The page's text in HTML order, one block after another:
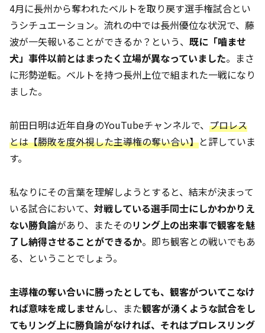
4月に長州から奪われたベルトを取り戻す選手権試合とい
うシチュエーション。流れの中では長州優位な状況で、藤
波が一矢報いることができるか？という、 既に「嚙ませ
犬」事件以前とはまったく立場が異なっていました。まさ
に形勢逆転。ベルトを持つ長州上位で組まれた一戦になり
ました。
前田日明は近年自身のYouTubeチャンネルで、 プロレス
とは【勝敗を度外視した主導権の奪い合い】と評していま
す。
私なりにその言葉を理解しようとすると、結末が決まって
いる試合において、 対戦している選手同士にしかわかりえ
ない勝負論があり、またそのリング上の出来事で観客を魅
了し納得させることができるか。即ち観客との戦いでもあ
る、ということでしょう。
主導権の奪い合いに勝ったとしても、観客がついてこなけ
れば意味を成しませんし、また観客が湧くような試合をし
てもリング上に勝負論がなければ、それはプロレスリング